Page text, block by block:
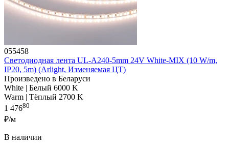
055458
Светодиодная лента UL-A240-5mm 24V White-MIX (10 W/m,
IP20, 5m) (Arlight, Изменяемая ЦТ)
Произведено в Беларуси
White | Белый 6000 K
Warm | Тёплый 2700 K
1 47680
₽/м
В наличии